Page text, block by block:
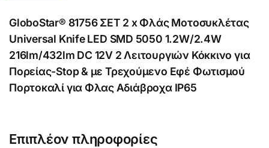
GloboStar® 81756 ΣΕΤ 2 x Φλάς Μοτοσυκλέτας
Universal Knife LED SMD 5050 1.2W/2.4W
216lm/432lm DC 12V 2 Λειτουργιών Κόκκινο για
Πορείας-Stop & με Τρεχούμενο Εφέ Φωτισμού
Πορτοκαλί για Φλας Αδιάβροχα IP65
Επιπλέον πληροφορίες